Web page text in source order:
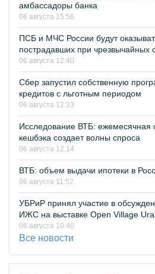
амбассадоры банка
06 августа 15:56
ПСБ и МЧС России будут
пострадавших при чрезвычайных
06 августа 12:40
Сбер запустил собственную
кредитов с льготным периодом
06 августа 12:33
Исследование ВТБ: ежемесячная
кешбэка создает волны спроса
06 августа 12:14
ВТБ: объем выдачи ипотеки в
06 августа 11:52
УБРиР принял участие в
ИЖС на выставке Open Village
06 августа 10:40
Все новости